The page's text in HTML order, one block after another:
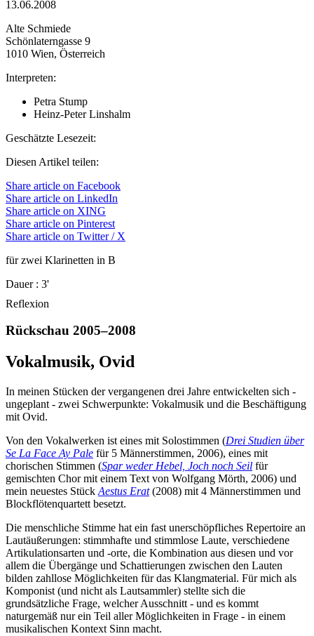
13.06.2008
Alte Schmiede
Schönlaterngasse 9
1010 Wien, Österreich
Interpreten:
Petra Stump
Heinz-Peter Linshalm
Geschätzte Lesezeit:
Diesen Artikel teilen:
Share article on Facebook
Share article on LinkedIn
Share article on XING
Share article on Pinterest
Share article on Twitter / X
für zwei Klarinetten in B
Dauer : 3'
Reflexion
Rückschau 2005–2008
Vokalmusik, Ovid
In meinen Stücken der vergangenen drei Jahre entwickelten sich -
ungeplant - zwei Schwerpunkte: Vokalmusik und die Beschäftigung
mit Ovid.
Von den Vokalwerken ist eines mit Solostimmen (Drei Studien über
Se La Face Ay Pale für 5 Männerstimmen, 2006), eines mit
chorischen Stimmen (Spar weder Hebel, Joch noch Seil für
gemischten Chor mit einem Text von Wolfgang Mörth, 2006) und
mein neuestes Stück Aestus Erat(2008) mit 4 Männerstimmen und
Blockflötenquartett besetzt.
Die menschliche Stimme hat ein fast unerschöpfliches Repertoire an
Lautäußerungen: stimmhafte und stimmlose Laute, verschiedene
Artikulationsarten und -orte, die Kombination aus diesen und vor
allem die Übergänge und Schattierungen zwischen den Lauten
bilden zahllose Möglichkeiten für das Klangmaterial. Für mich als
Komponist (und nicht als Lautsammler) stellte sich die
grundsätzliche Frage, welcher Ausschnitt - und es kommt
naturgemäß nur ein Teil aller Möglichkeiten in Frage - in einem
musikalischen Kontext Sinn macht.